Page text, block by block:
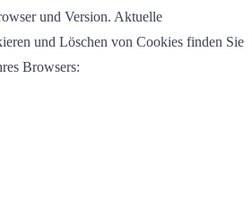
und Version. Aktuelle
und Löschen von Cookies finden Sie
Browsers: